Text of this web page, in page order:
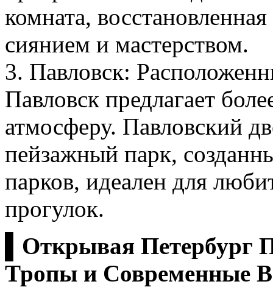
комната,
сиянием и мастерством.
3. Павловск:
Павловск предлагает
атмосферу. Павловский
пейзажный парк,
парков, идеален для
прогулок.
▌Открывая Петербург
Тропы и Современные